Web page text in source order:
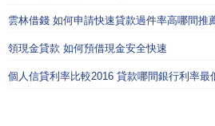
雲林借錢 如何申請快速貸款過件率高哪間推
領現金貸款 如何預借現金安全快速
個人信貸利率比較2016 貸款哪間銀行利率最